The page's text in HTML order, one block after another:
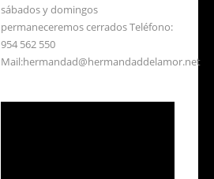
sábados y domingos
permaneceremos cerrados Teléfono:
954 562 550
Mail:hermandad@hermandaddelamor.net